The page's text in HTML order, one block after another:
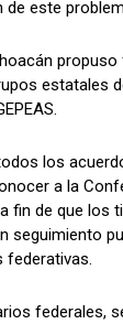
este
estatales
los
a la
fin de que los
seguimiento
federativas.
federales,